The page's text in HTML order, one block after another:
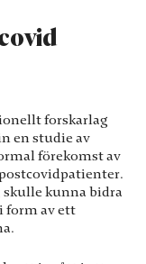
forskarlag
en studie av
förekomst av
skulle kunna bidra
form av ett